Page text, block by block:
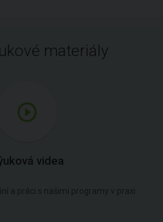
materiály
videa
a práci s našimi programy v praxi.